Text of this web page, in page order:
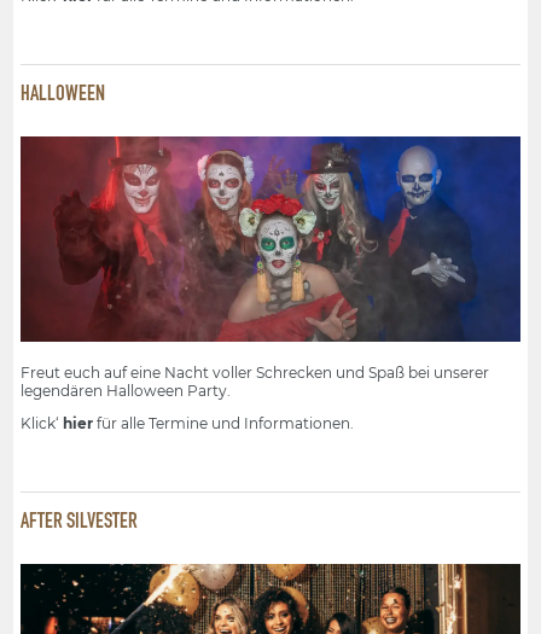
HALLOWEEN
Freut euch auf eine Nacht voller Schrecken und Spaß bei unserer
legendären Halloween Party.
Klick‘ hier für alle Termine und Informationen.
AFTER SILVESTER